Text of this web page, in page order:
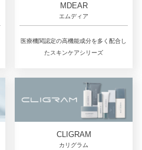
MDEAR
エムディア
医療機関認定の高機能成分を多く配合し
たスキンケアシリーズ
CLIGRAM
カリグラム